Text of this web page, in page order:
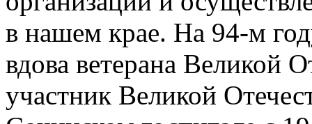
в нашем крае. На 94-м
вдова ветерана Великой
участник Великой